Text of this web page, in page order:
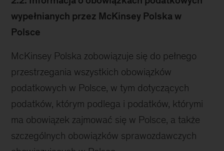
wypełnianych przez McKinsey Polska w
Polsce
McKinsey Polska zobowiązuje się do pełnego
przestrzegania wszystkich obowiązków
podatkowych w Polsce, w tym dotyczących
podatków, którym podlega i podatków, którymi
ma obowiązek zajmować się w Polsce, a także
szczególnych obowiązków sprawozdawczych